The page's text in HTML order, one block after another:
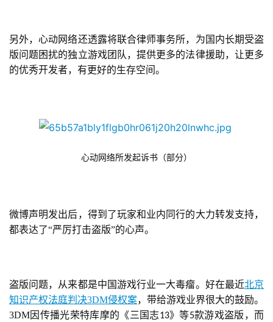
茶
原
创
游
戏
游
戏
另外，心动网络还透露将联合律师事务所，为国内长期受盗
版问题困扰的独立游戏团队，提供更多的法律援助，让更多
的优秀开发者，有更好的生存空间。
心动网络所发起诉书（部分）
微博声明发出后，得到了玩家和业内同行的大力转发支持，
都表达了“严厉打击盗版”的心声。
盗版问题，从来都是中国游戏行业一大毒瘤。好在最近北京
知识产权法庭判决3DM侵权案，带给游戏业界很大的鼓励。
3DM因传播光荣特库摩的《三国志13》等5款游戏盗版，而